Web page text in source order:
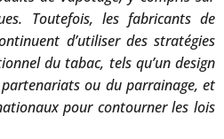
Toutefois, les fabricants de
d’utiliser des stratégies
du tabac, tels qu’un design
ou du parrainage, et
pour contourner les lois